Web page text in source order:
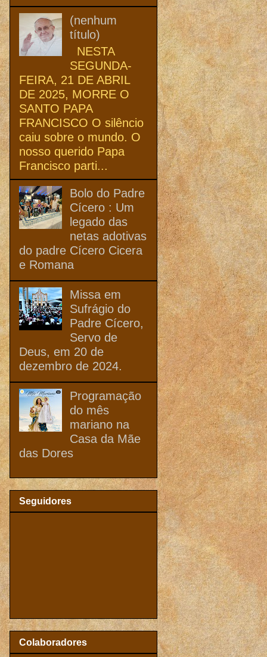
(nenhum
título)
NESTA
SEGUNDA-
FEIRA, 21 DE ABRIL
DE 2025, MORRE O
SANTO PAPA
FRANCISCO O silêncio
caiu sobre o mundo. O
nosso querido Papa
Francisco parti...
Bolo do Padre
Cícero : Um
legado das
netas adotivas
do padre Cícero Cicera
e Romana
Missa em
Sufrágio do
Padre Cícero,
Servo de
Deus, em 20 de
dezembro de 2024.
Programação
do mês
mariano na
Casa da Mãe
das Dores
Seguidores
Colaboradores